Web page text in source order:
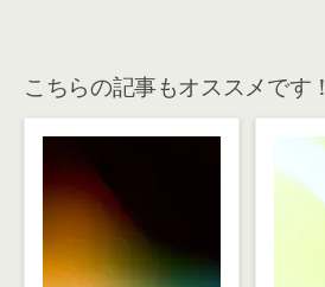
こちらの記事もオススメです！